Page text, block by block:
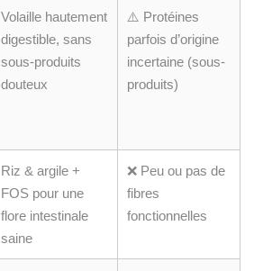
Riz & argile +
FOS pour une
❌ Peu ou pas de
fibres
Enrichies en
oméga 3 & 6,
DHA inclus
❌ Parfois
absents ou en
quantité